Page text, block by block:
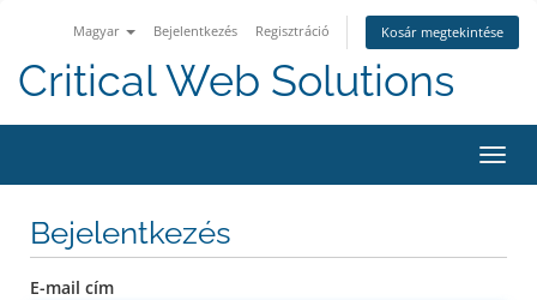
Magyar Bejelentkezés Regisztráció Kosár megtekintése
Critical Web Solutions
a
Bejelentkezés
E-mail cím